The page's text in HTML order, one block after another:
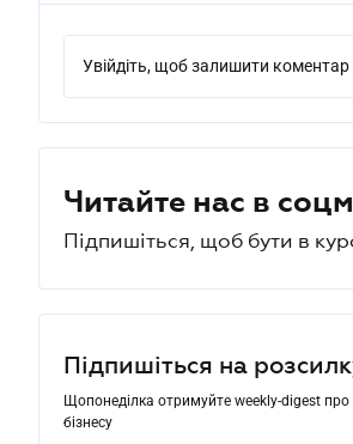
Увійдіть, щоб залишити коментар
Читайте нас в
Підпишіться, щоб бути в
Підпишіться на
Щопонеділка отримуйте weekly-digest про
бізнесу